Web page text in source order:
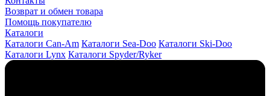
Возврат и обмен товара
Помощь покупателю
Каталоги
Каталоги Can-Am Каталоги Sea-Doo Каталоги Ski-Doo
Каталоги Lynx Каталоги Spyder/Ryker